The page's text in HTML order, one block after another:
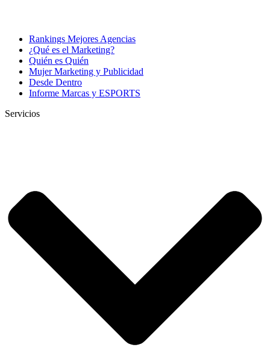
Rankings Mejores Agencias
¿Qué es el Marketing?
Quién es Quién
Mujer Marketing y Publicidad
Desde Dentro
Informe Marcas y ESPORTS
Servicios